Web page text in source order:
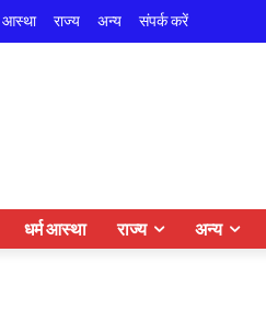
आस्था राज्य अन्य संपर्क करें
धर्म आस्था राज्य अन्य